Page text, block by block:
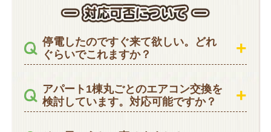
停電したのですぐ来て欲しい。どれ
ぐらいでこれますか？
アパート1棟丸ごとのエアコン交換を
検討しています。対応可能ですか？